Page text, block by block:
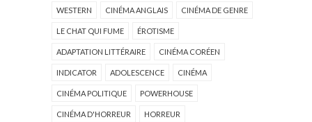
WESTERN CINÉMA ANGLAIS CINÉMA DE GENRE
LE CHAT QUI FUME ÉROTISME
ADAPTATION LITTÉRAIRE CINÉMA CORÉEN
INDICATOR ADOLESCENCE CINÉMA
CINÉMA POLITIQUE POWERHOUSE
CINÉMA D'HORREUR HORREUR